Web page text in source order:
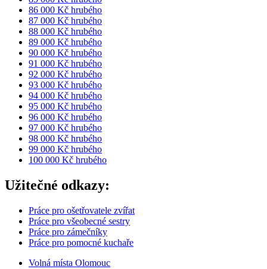
86 000 Kč hrubého
87 000 Kč hrubého
88 000 Kč hrubého
89 000 Kč hrubého
90 000 Kč hrubého
91 000 Kč hrubého
92 000 Kč hrubého
93 000 Kč hrubého
94 000 Kč hrubého
95 000 Kč hrubého
96 000 Kč hrubého
97 000 Kč hrubého
98 000 Kč hrubého
99 000 Kč hrubého
100 000 Kč hrubého
Užitečné odkazy:
Práce pro ošetřovatele zvířat
Práce pro všeobecné sestry
Práce pro zámečníky
Práce pro pomocné kuchaře
Volná místa Olomouc